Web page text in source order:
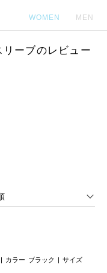
WOMEN MEN
ーブのレビュー
カラー ブラック
サイズ